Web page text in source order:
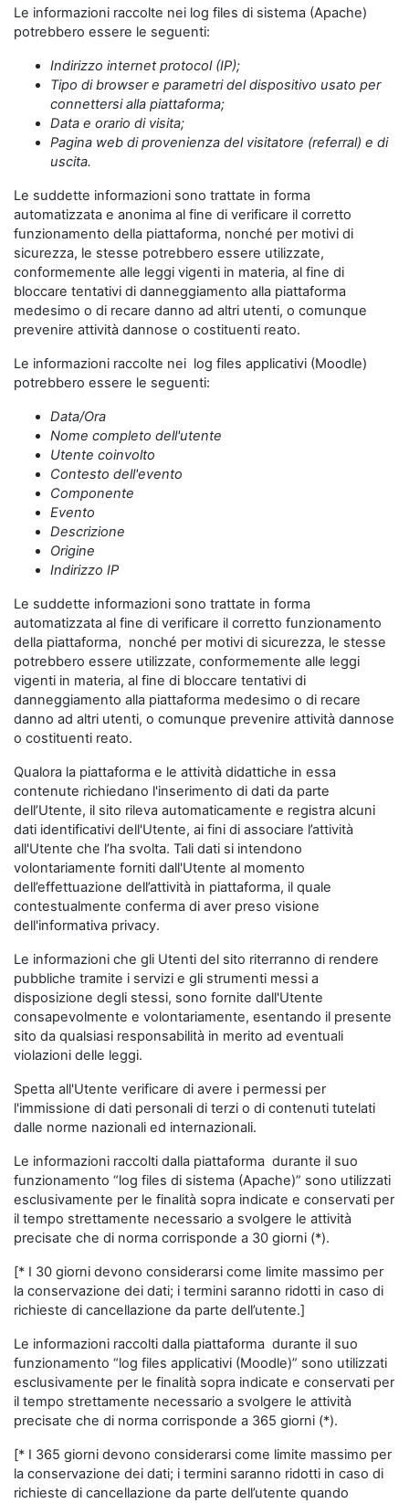
Le informazioni raccolte nei log files di sistema (Apache)
potrebbero essere le seguenti:
Indirizzo internet protocol (IP);
Tipo di browser e parametri del dispositivo usato per
connettersi alla piattaforma;
Data e orario di visita;
Pagina web di provenienza del visitatore (referral) e di
uscita.
Le suddette informazioni sono trattate in forma
automatizzata e anonima al fine di verificare il corretto
funzionamento della piattaforma, nonché per motivi di
sicurezza, le stesse potrebbero essere utilizzate,
conformemente alle leggi vigenti in materia, al fine di
bloccare tentativi di danneggiamento alla piattaforma
medesimo o di recare danno ad altri utenti, o comunque
prevenire attività dannose o costituenti reato.
Le informazioni raccolte nei log files applicativi (Moodle)
potrebbero essere le seguenti:
Data/Ora
Nome completo dell'utente
Utente coinvolto
Contesto dell'evento
Componente
Evento
Descrizione
Origine
Indirizzo IP
Le suddette informazioni sono trattate in forma
automatizzata al fine di verificare il corretto funzionamento
della piattaforma, nonché per motivi di sicurezza, le stesse
potrebbero essere utilizzate, conformemente alle leggi
vigenti in materia, al fine di bloccare tentativi di
danneggiamento alla piattaforma medesimo o di recare
danno ad altri utenti, o comunque prevenire attività dannose
o costituenti reato.
Qualora la piattaforma e le attività didattiche in essa
contenute richiedano l'inserimento di dati da parte
dell’Utente, il sito rileva automaticamente e registra alcuni
dati identificativi dell'Utente, ai fini di associare l’attività
all'Utente che l’ha svolta. Tali dati si intendono
volontariamente forniti dall'Utente al momento
dell’effettuazione dell’attività in piattaforma, il quale
contestualmente conferma di aver preso visione
dell'informativa privacy.
Le informazioni che gli Utenti del sito riterranno di rendere
pubbliche tramite i servizi e gli strumenti messi a
disposizione degli stessi, sono fornite dall'Utente
consapevolmente e volontariamente, esentando il presente
sito da qualsiasi responsabilità in merito ad eventuali
violazioni delle leggi.
Spetta all'Utente verificare di avere i permessi per
l'immissione di dati personali di terzi o di contenuti tutelati
dalle norme nazionali ed internazionali.
Le informazioni raccolti dalla piattaforma durante il suo
funzionamento “log files di sistema (Apache)” sono utilizzati
esclusivamente per le finalità sopra indicate e conservati per
il tempo strettamente necessario a svolgere le attività
precisate che di norma corrisponde a 30 giorni (*).
[* I 30 giorni devono considerarsi come limite massimo per
la conservazione dei dati; i termini saranno ridotti in caso di
richieste di cancellazione da parte dell’utente.]
Le informazioni raccolti dalla piattaforma durante il suo
funzionamento “log files applicativi (Moodle)” sono utilizzati
esclusivamente per le finalità sopra indicate e conservati per
il tempo strettamente necessario a svolgere le attività
precisate che di norma corrisponde a 365 giorni (*).
[* I 365 giorni devono considerarsi come limite massimo per
la conservazione dei dati; i termini saranno ridotti in caso di
richieste di cancellazione da parte dell’utente quando